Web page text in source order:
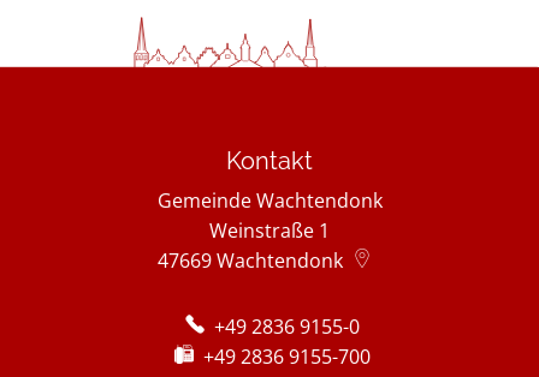
Kontakt
Gemeinde Wachtendonk
Weinstraße 1
47669Wachtendonk
+49 2836 9155-0
+49 2836 9155-700